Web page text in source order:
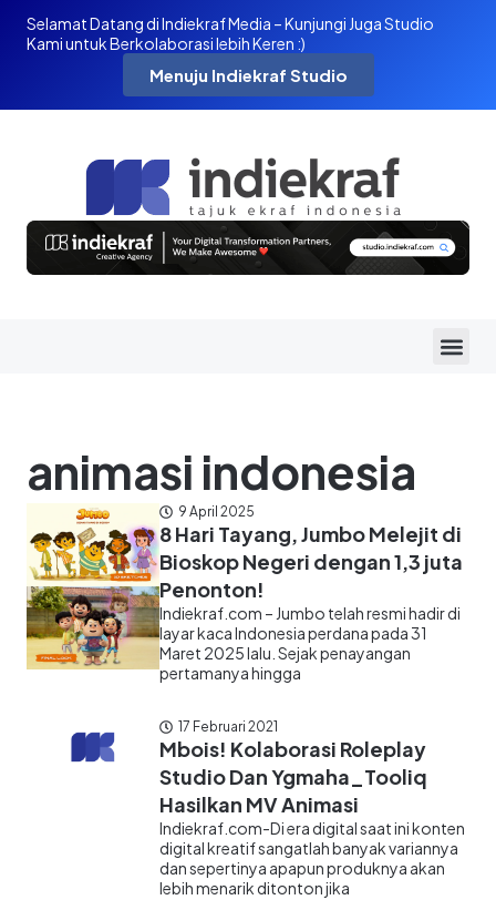
Selamat Datang di Indiekraf Media – Kunjungi Juga Studio
Kami untuk Berkolaborasi lebih Keren :)
Menuju Indiekraf Studio
animasi indonesia
9 April 2025
8 Hari Tayang, Jumbo Melejit di
Bioskop Negeri dengan 1,3 juta
Penonton!
Indiekraf.com – Jumbo telah resmi hadir di
layar kaca Indonesia perdana pada 31
Maret 2025 lalu. Sejak penayangan
pertamanya hingga
17 Februari 2021
Mbois! Kolaborasi Roleplay
Studio Dan Ygmaha_Tooliq
Hasilkan MV Animasi
Indiekraf.com-Di era digital saat ini konten
digital kreatif sangatlah banyak variannya
dan sepertinya apapun produknya akan
lebih menarik ditonton jika